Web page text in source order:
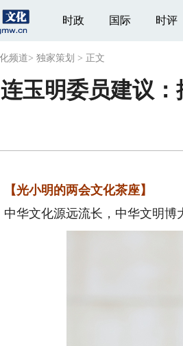
时政 国际 时评
频道> 独家策划 > 正文
连玉明委员建议
小明的两会文化茶座】
文化源远流长，中华文明博